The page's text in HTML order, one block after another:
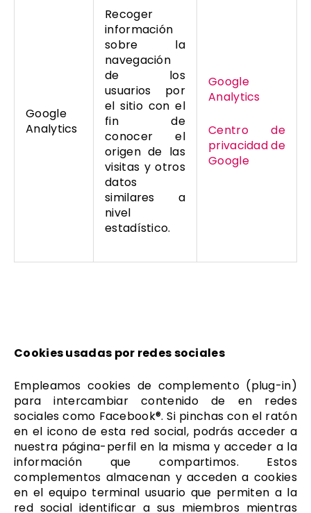
Google
Analytics
Recoger
información
sobre la
navegación
de los
usuarios por
el sitio con el
fin de
conocer el
origen de las
visitas y otros
datos
similares a
nivel
estadístico.
Google
Analytics
Centro de
privacidad de
Google
Cookies usadas por redes sociales
Empleamos cookies de complemento (plug-in)
para intercambiar contenido de en redes
sociales como Facebook®. Si pinchas con el ratón
en el icono de esta red social, podrás acceder a
nuestra página-perfil en la misma y acceder a la
información que compartimos. Estos
complementos almacenan y acceden a cookies
en el equipo terminal usuario que permiten a la
red social identificar a sus miembros mientras